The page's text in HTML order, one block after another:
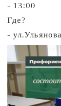
- 13:00
Где?
-